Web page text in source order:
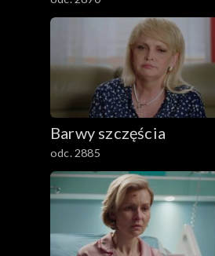
Barwy szczęścia
odc. 2885